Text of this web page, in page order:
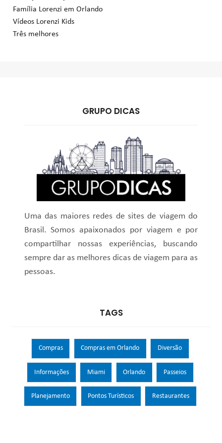
Família Lorenzi em Orlando
Vídeos Lorenzi Kids
Três melhores
GRUPO DICAS
Uma das maiores redes de sites de viagem do
Brasil. Somos apaixonados por viagem e por
compartilhar nossas experiências, buscando
sempre dar as melhores dicas de viagem para as
pessoas.
TAGS
Compras Compras em Orlando Diversão
Informações Miami Orlando Passeios
Planejamento Pontos Turísticos Restaurantes